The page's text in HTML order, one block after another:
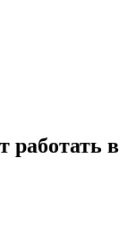
работать в